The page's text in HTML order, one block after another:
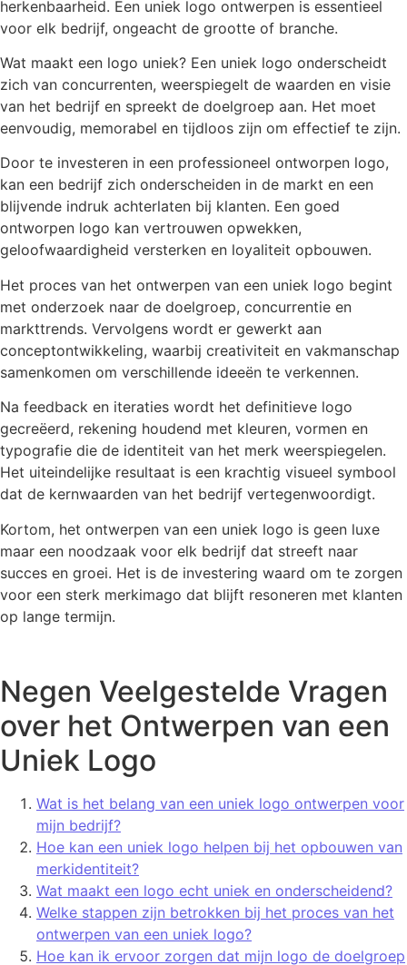
herkenbaarheid. Een uniek logo ontwerpen is essentieel
voor elk bedrijf, ongeacht de grootte of branche.
Wat maakt een logo uniek? Een uniek logo onderscheidt
zich van concurrenten, weerspiegelt de waarden en visie
van het bedrijf en spreekt de doelgroep aan. Het moet
eenvoudig, memorabel en tijdloos zijn om effectief te zijn.
Door te investeren in een professioneel ontworpen logo,
kan een bedrijf zich onderscheiden in de markt en een
blijvende indruk achterlaten bij klanten. Een goed
ontworpen logo kan vertrouwen opwekken,
geloofwaardigheid versterken en loyaliteit opbouwen.
Het proces van het ontwerpen van een uniek logo begint
met onderzoek naar de doelgroep, concurrentie en
markttrends. Vervolgens wordt er gewerkt aan
conceptontwikkeling, waarbij creativiteit en vakmanschap
samenkomen om verschillende ideeën te verkennen.
Na feedback en iteraties wordt het definitieve logo
gecreëerd, rekening houdend met kleuren, vormen en
typografie die de identiteit van het merk weerspiegelen.
Het uiteindelijke resultaat is een krachtig visueel symbool
dat de kernwaarden van het bedrijf vertegenwoordigt.
Kortom, het ontwerpen van een uniek logo is geen luxe
maar een noodzaak voor elk bedrijf dat streeft naar
succes en groei. Het is de investering waard om te zorgen
voor een sterk merkimago dat blijft resoneren met klanten
op lange termijn.
Negen Veelgestelde Vragen
over het Ontwerpen van een
Uniek Logo
Wat is het belang van een uniek logo ontwerpen voor
mijn bedrijf?
Hoe kan een uniek logo helpen bij het opbouwen van
merkidentiteit?
Wat maakt een logo echt uniek en onderscheidend?
Welke stappen zijn betrokken bij het proces van het
ontwerpen van een uniek logo?
Hoe kan ik ervoor zorgen dat mijn logo de doelgroep